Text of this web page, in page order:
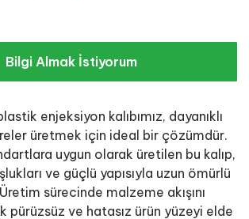
Bilgi Almak İstiyorum
enjeksiyon kalıbımız, dayanıklı
üretmek için ideal bir çözümdür.
uygun olarak üretilen bu kalıp,
ve güçlü yapısıyla uzun ömürlü
sürecinde malzeme akışını
pürüzsüz ve hatasız ürün yüzeyi elde